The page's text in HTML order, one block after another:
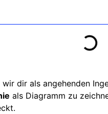
dir als angehenden
als Diagramm zu